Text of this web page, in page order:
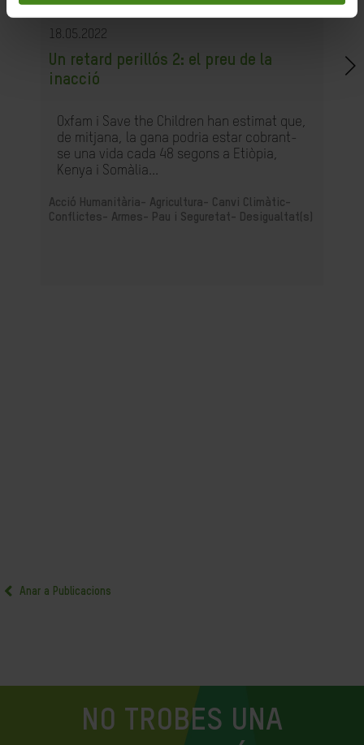
18.05.2022
Un retard perillós 2: el preu de la
inacció
Oxfam i Save the Children han estimat que,
de mitjana, la gana podria estar cobrant-
se una vida cada 48 segons a Etiòpia,
Kenya i Somàlia...
Acció Humanitària- Agricultura- Canvi Climàtic-
Conflictes- Armes- Pau i Seguretat- Desigualtat(s)
Anar a Publicacions
NO TROBES UNA